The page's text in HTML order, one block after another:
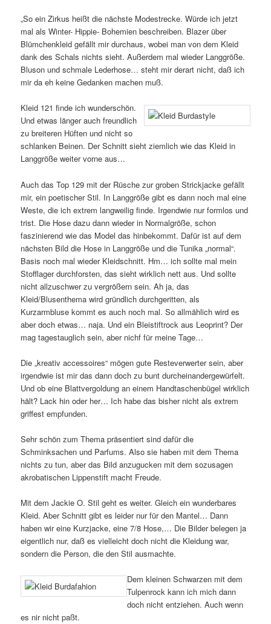
„So ein Zirkus heißt die nächste Modestrecke. Würde ich jetzt
mal als Winter- Hippie- Bohemien beschreiben. Blazer über
Blümchenkleid gefällt mir durchaus, wobei man von dem Kleid
dank des Schals nichts sieht. Außerdem mal wieder Langgröße.
Bluson und schmale Lederhose… steht mir derart nicht, daß ich
mir da eh keine Gedanken machen muß.
Kleid 121 finde ich wunderschön.
Und etwas länger auch freundlich
zu breiteren Hüften und nicht so
schlanken Beinen. Der Schnitt sieht ziemlich wie das Kleid in
Langgröße weiter vorne aus…
Auch das Top 129 mit der Rüsche zur groben Strickjacke gefällt
mir, ein poetischer Stil. In Langgröße gibt es dann noch mal eine
Weste, die ich extrem langweilig finde. Irgendwie nur formlos und
trist. Die Hose dazu dann wieder in Normalgröße, schon
faszinierend wie das Model das hinbekommt. Dafür ist auf dem
nächsten Bild die Hose in Langgröße und die Tunika „normal“.
Basis noch mal wieder Kleidschnitt. Hm… ich sollte mal mein
Stofflager durchforsten, das sieht wirklich nett aus. Und sollte
nicht allzuschwer zu vergrößern sein. Ah ja, das
Kleid/Blusenthema wird gründlich durchgeritten, als
Kurzarmbluse kommt es auch noch mal. So allmählich wird es
aber doch etwas… naja. Und ein Bleistiftrock aus Leoprint? Der
mag tagestauglich sein, aber nichf für meine Tage…
Die „kreativ accessoires“ mögen gute Resteverwerter sein, aber
irgendwie ist mir das dann doch zu bunt durcheinandergewürfelt.
Und ob eine Blattvergoldung an einem Handtaschenbügel wirklich
hält? Lack hin oder her… Ich habe das bisher nicht als extrem
griffest empfunden.
Sehr schön zum Thema präsentiert sind dafür die
Schminksachen und Parfums. Also sie haben mit dem Thema
nichts zu tun, aber das Bild anzugucken mit dem sozusagen
akrobatischen Lippenstift macht Freude.
Mit dem Jackie O. Stil geht es weiter. Gleich ein wunderbares
Kleid. Aber Schnitt gibt es leider nur für den Mantel… Dann
haben wir eine Kurzjacke, eine 7/8 Hose,… Die Bilder belegen ja
eigentlich nur, daß es vielleicht doch nicht die Kleidung war,
sondern die Person, die den Stil ausmachte.
Dem kleinen Schwarzen mit dem
Tulpenrock kann ich mich dann
doch nicht entziehen. Auch wenn
es nir nicht paßt.